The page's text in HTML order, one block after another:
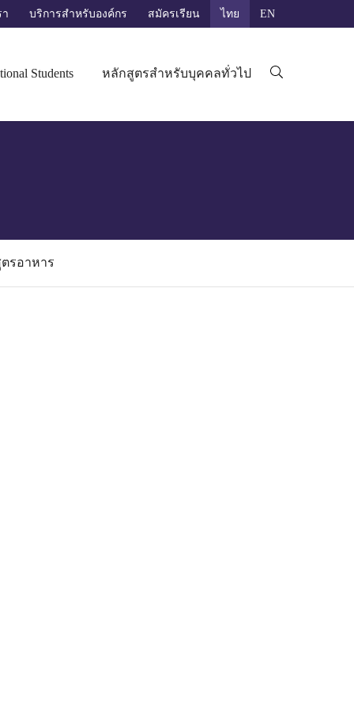
บริการสำหรับองค์กร สมัครเรียน ไทย EN
Students หลักสูตรสำหรับบุคคลทั่วไป
รอาหาร